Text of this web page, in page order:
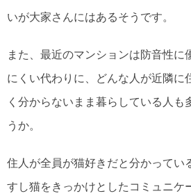
いが大家さんにはあるそうです。
また、最近のマンションは防音性に
にくい代わりに、どんな人が近隣に
く分からないまま暮らしている人も
うか。
住人が全員が猫好きだと分かってい
すし猫をきっかけとしたコミュニケ